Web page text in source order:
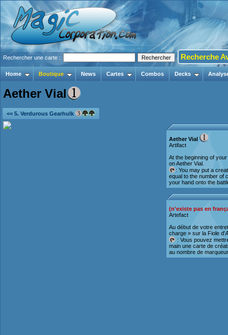
Rechercher une carte : Recherche
Home Boutique News Cartes Combos Decks
Aether Vial
<< 5. Verdurous Gearhulk
Aether Vial
Artifact
At the beginning of
on Aether Vial.
: You may put a
equal to the number of
your hand onto the
(n'existe pas en
Artefact
Au début de votre
charge » sur la Fiole
: Vous pouvez
main une carte de
au nombre de